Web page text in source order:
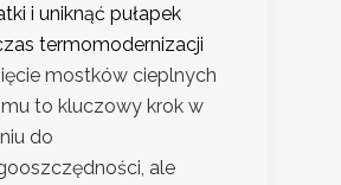
i uniknąć pułapek
termomodernizacji
mostków cieplnych
to kluczowy krok w
do
ale